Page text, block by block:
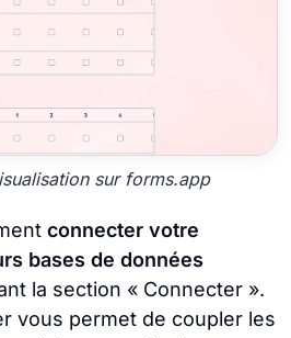
sur forms.app
connecter votre
bases de données
la section « Connecter ».
vous permet de coupler les